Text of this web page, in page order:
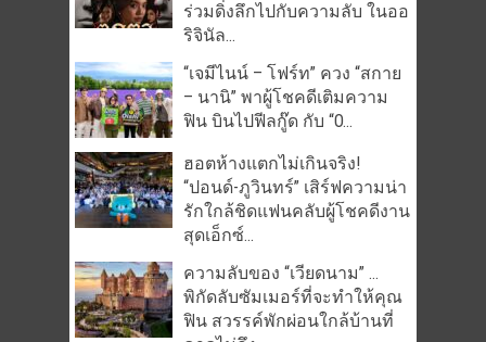
ร่วมดิ่งลึกไปกับความลับ ในออ
ริจินัล...
“เจมีไนน์ – โฟร์ท” ควง “สกาย
– นานิ” พาผู้โชคดีเติมความ
ฟิน บินไปฟีลกู๊ด กับ “O...
ฮอตห้างแตกไม่เกินจริง!
“ปอนด์-ภูวินทร์” เสิร์ฟความน่า
รักใกล้ชิดแฟนคลับผู้โชคดีงาน
สุดเอ็กซ์...
ความลับของ “เวียดนาม” …
พิกัดลับซัมเมอร์ที่จะทำให้คุณ
ฟิน สวรรค์พักผ่อนใกล้บ้านที่